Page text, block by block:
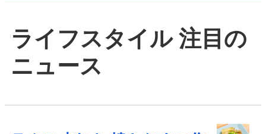
ライフスタイル 注目の
ニュース